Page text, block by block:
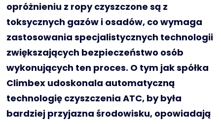
opróżnieniu z ropy czyszczone są z
toksycznych gazów i osadów, co wymaga
zastosowania specjalistycznych technologii
zwiększających bezpieczeństwo osób
wykonujących ten proces. O tym jak spółka
Climbex udoskonala automatyczną
technologię czyszczenia ATC, by była
bardziej przyjazna środowisku, opowiadają